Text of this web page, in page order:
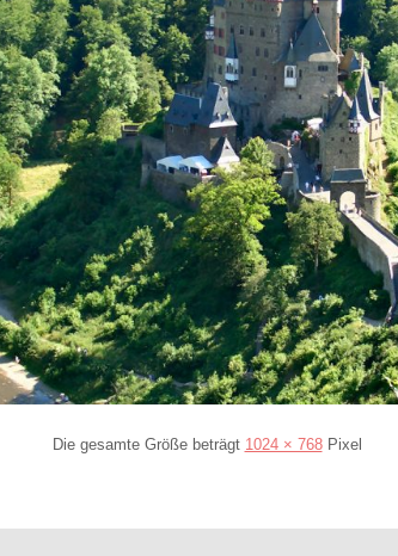
Die gesamte Größe beträgt 1024 × 768Pixel